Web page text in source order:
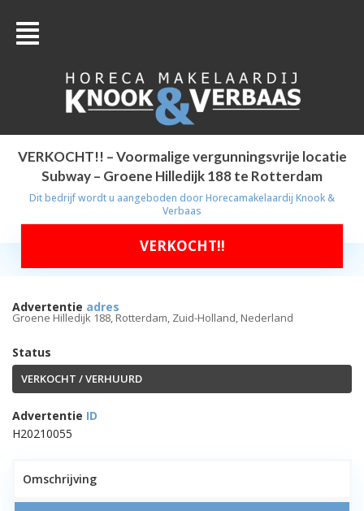
VERKOCHT!! – Voormalige vergunningsvrije locatie
Subway – Groene Hilledijk 188 te Rotterdam
Dit bedrijf wordt u aangeboden doorHorecamakelaardij Knook &
Verbaas
VERKOCHT!!
Advertentie adres
Groene Hilledijk 188, Rotterdam, Zuid-Holland, Nederland
Status
VERKOCHT / VERHUURD
Advertentie ID
H20210055
Omschrijving